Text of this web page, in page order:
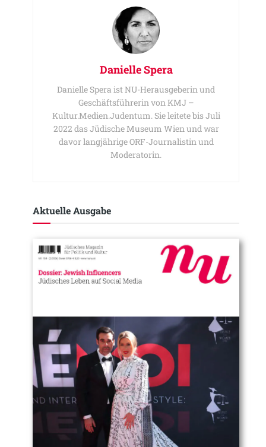
Danielle Spera
Danielle Spera ist NU-Herausgeberin und
Geschäftsführerin von KMJ –
Kultur.Medien.Judentum. Sie leitete bis Juli
2022 das Jüdische Museum Wien und war
davor langjährige ORF-Journalistin und
Moderatorin.
Aktuelle Ausgabe​